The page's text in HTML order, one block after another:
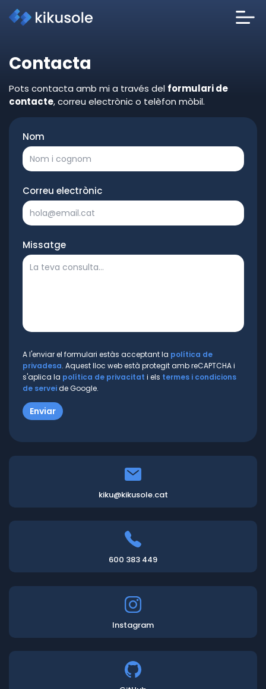
Contacta
Pots contacta amb mi a través del formulari de
contacte, correu electrònic o telèfon mòbil.
Nom
Correu electrònic
Missatge
A l'enviar el formulari estàs acceptant la política de
privadesa. Aquest lloc web està protegit amb reCAPTCHA i
s'aplica la política de privacitat i els termes i condicions
de serveide Google.
kiku@kikusole.cat
600 383 449
Instagram